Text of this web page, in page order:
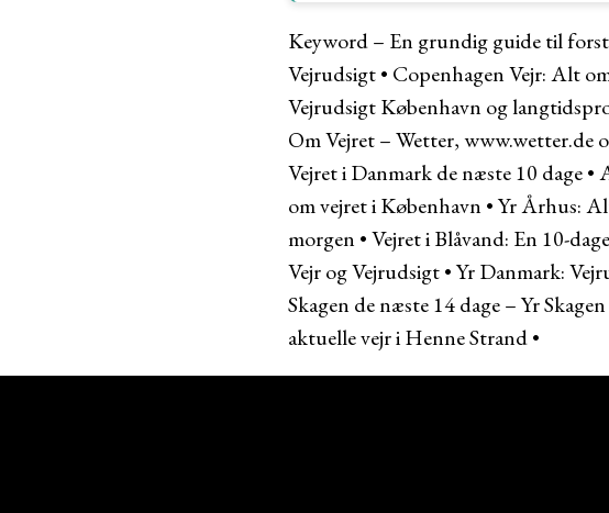
Keyword – En grundig guide til
Vejrudsigt• Copenhagen Vejr: Alt
Vejrudsigt København og
Om Vejret – Wetter, www.wetter.de
Vejret i Danmark de næste 10 dage•
om vejret i København •Yr Århus:
morgen •Vejret i Blåvand: En 10-
Vejr og Vejrudsigt•Yr Danmark:
Skagen de næste 14 dage – Yr Skagen
aktuelle vejr i Henne Strand•